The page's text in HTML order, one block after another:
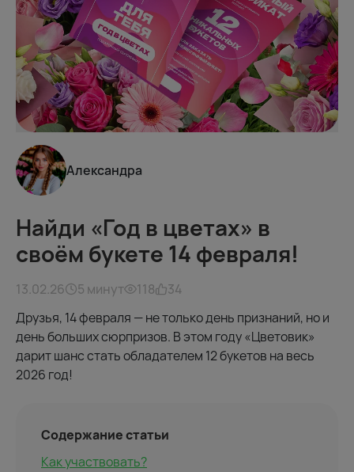
Александра
Найди «Год в цветах» в
своём букете 14 февраля!
13.02.26 5 минут 118
34
Друзья, 14 февраля — не только день признаний, но и
день больших сюрпризов. В этом году «Цветовик»
дарит шанс стать обладателем 12 букетов на весь
2026 год!
Содержание статьи
Как участвовать?